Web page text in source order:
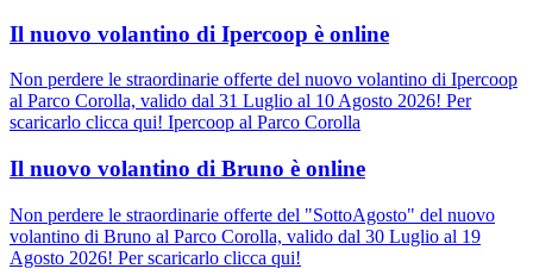
Il nuovo volantino di Ipercoop è online
Non perdere le straordinarie offerte del nuovo volantino di Ipercoop
al Parco Corolla, valido dal 31 Luglio al 10 Agosto 2026! Per
scaricarlo clicca qui! Ipercoop al Parco Corolla
Il nuovo volantino di Bruno è online
Non perdere le straordinarie offerte del "SottoAgosto" del nuovo
volantino di Bruno al Parco Corolla, valido dal 30 Luglio al 19
Agosto 2026! Per scaricarlo clicca qui!